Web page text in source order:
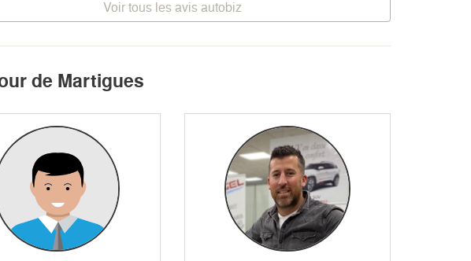
Voir tous les avis autobiz
de Martigues